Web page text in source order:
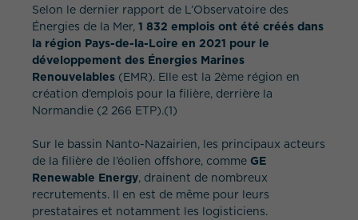
QUEL EST VOTRE BESOIN ?
Selon le dernier rapport de L’Observatoire des
Énergies de la Mer, 1 832 emplois ont été créés dans
la région Pays-de-la-Loire en 2021 pour le
développement des Énergies Marines
Renouvelables (EMR). Elle est la 2ème région en
création d’emplois pour la filière, derrière la
Normandie (2 266 ETP).(1)
Sur le bassin Nanto-Nazairien, les principaux acteurs
de la filière de l’éolien offshore, comme GE
Renewable Energy, drainent de nombreux
recrutements. Il en est de même pour leurs
prestataires et notamment les logisticiens.